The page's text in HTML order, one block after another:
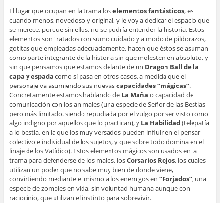
El lugar que ocupan en la trama loselementos fantásticos, es
cuando menos, novedoso y original, y le voy a dedicar el espacio que
se merece, porque sin ellos, no se podría entender la historia. Estos
elementos son tratados con sumo cuidado y a modo de pildorazos,
gotitas que empleadas adecuadamente, hacen que éstos se asuman
como parte integrante de la historia sin que molesten en absoluto, y
sin que pensamos que estamos delante de un Dragon Ball de la
capa y espada como sí pasa en otros casos, a medida que el
personaje va asumiendo sus nuevascapacidades “mágicas”.
Concretamente estamos hablando de La Maña o capacidad de
comunicación con los animales (una especie de Señor de las Bestias
pero más limitado, siendo repudiada por el vulgo por ser visto como
algo indigno por aquellos que lo practican), y La Habilidad(telepatía
a lo bestia, en la que los muy versados pueden influir en el pensar
colectivo e individual de los sujetos, y que sobre todo domina en el
linaje de los Vatídico). Estos elementos mágicos son usados en la
trama para defenderse de los malos, losCorsarios Rojos, los cuales
utilizan un poder que no sabe muy bien de donde viene,
convirtiendo mediante el mismo a los enemigos en “Forjados”, una
especie de zombies en vida, sin voluntad humana aunque con
raciocinio, que utilizan el instinto para sobrevivir.